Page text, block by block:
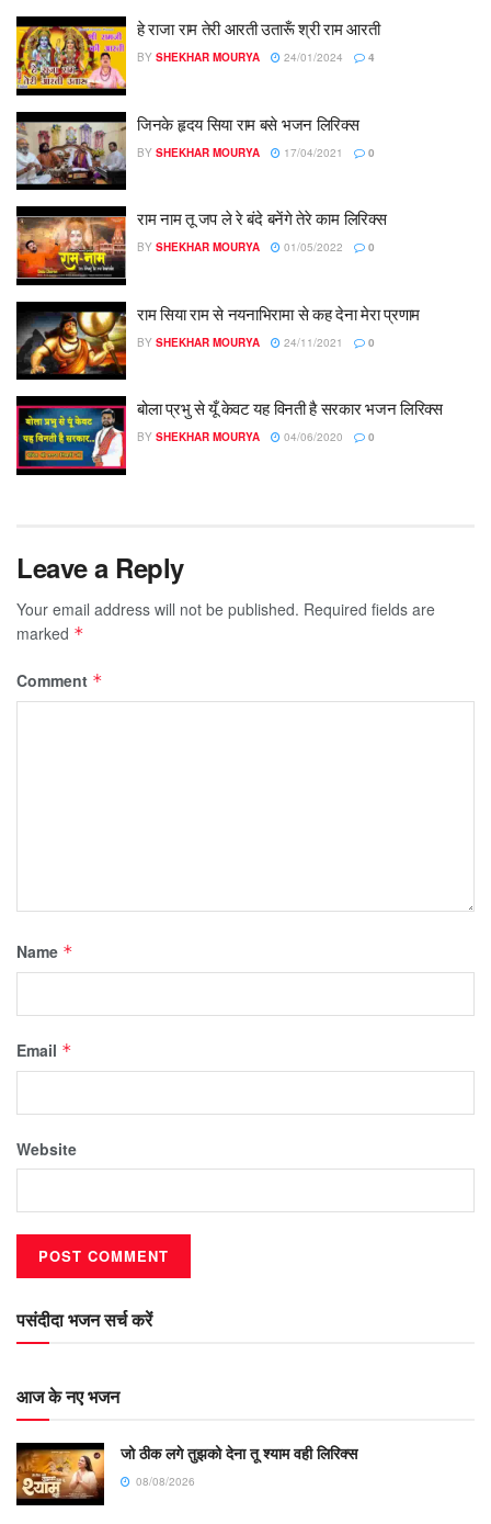
हे राजा राम तेरी आरती उतारूँ श्री राम आरती
BY SHEKHAR MOURYA 24/01/2024 4
जिनके हृदय सिया राम बसे भजन लिरिक्स
BY SHEKHAR MOURYA 17/04/2021 0
राम नाम तू जप ले रे बंदे बनेंगे तेरे काम लिरिक्स
BY SHEKHAR MOURYA 01/05/2022 0
राम सिया राम से नयनाभिरामा से कह देना मेरा प्रणाम
BY SHEKHAR MOURYA 24/11/2021 0
बोला प्रभु से यूँ केवट यह विनती है सरकार भजन लिरिक्स
BY SHEKHAR MOURYA 04/06/2020 0
Leave a Reply
Your email address will not be published. Required fields are
marked *
Comment *
Name *
Email *
Website
पसंदीदा भजन सर्च करें
आज के नए भजन
जो ठीक लगे तुझको देना तू श्याम वही लिरिक्स
08/08/2026